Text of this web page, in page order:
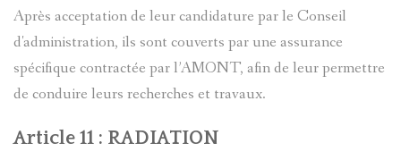
Après acceptation de leur candidature par le Conseil
d'administration, ils sont couverts par une assurance
spécifique contractée par l’AMONT, afin de leur permettre
de conduire leurs recherches et travaux.
Article 11 : RADIATION